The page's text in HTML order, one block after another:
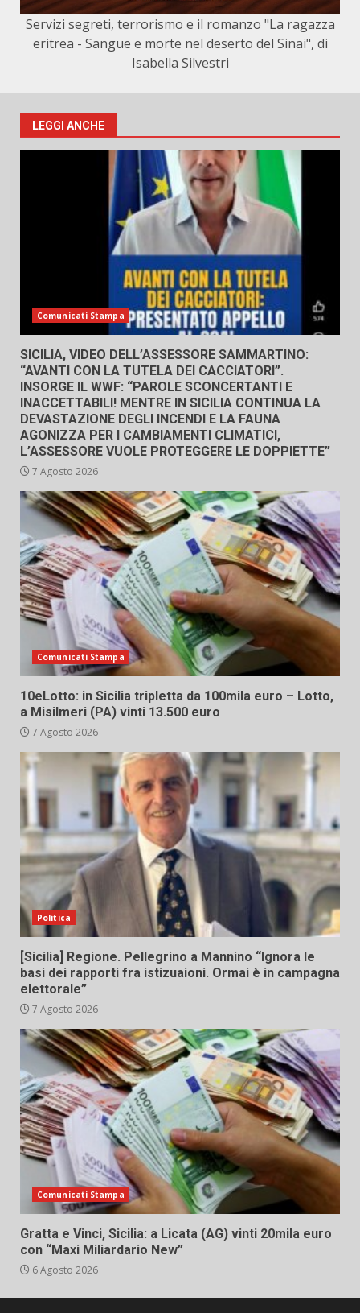
Servizi segreti, terrorismo e il romanzo "La ragazza
eritrea - Sangue e morte nel deserto del Sinai", di
Isabella Silvestri
LEGGI ANCHE
Comunicati Stampa
SICILIA, VIDEO DELL’ASSESSORE SAMMARTINO:
“AVANTI CON LA TUTELA DEI CACCIATORI”.
INSORGE IL WWF: “PAROLE SCONCERTANTI E
INACCETTABILI! MENTRE IN SICILIA CONTINUA LA
DEVASTAZIONE DEGLI INCENDI E LA FAUNA
AGONIZZA PER I CAMBIAMENTI CLIMATICI,
L’ASSESSORE VUOLE PROTEGGERE LE DOPPIETTE”
7 Agosto 2026
Comunicati Stampa
10eLotto: in Sicilia tripletta da 100mila euro – Lotto,
a Misilmeri (PA) vinti 13.500 euro
7 Agosto 2026
Politica
[Sicilia] Regione. Pellegrino a Mannino “Ignora le
basi dei rapporti fra istizuaioni. Ormai è in campagna
elettorale”
7 Agosto 2026
Comunicati Stampa
Gratta e Vinci, Sicilia: a Licata (AG) vinti 20mila euro
con “Maxi Miliardario New”
6 Agosto 2026